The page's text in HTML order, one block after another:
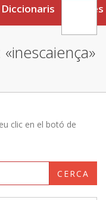
Diccionaris Eines
clic en el botó de
CERCA